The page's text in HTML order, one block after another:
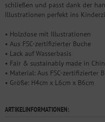
schließen und passt dank der
Illustrationen perfekt ins
• Holzdose mit Illustrationen
• Aus FSC-zertifizierter Buche
• Lack auf Wasserbasis
• Fair & sustainably made in
• Material: Aus FSC-zertifizierter
• Größe: H4cm x L6cm x B6cm
ARTIKELINFORMATIONEN: